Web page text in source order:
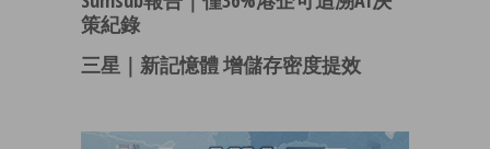
策紀錄
三星｜新記憶體 增儲存密度提效